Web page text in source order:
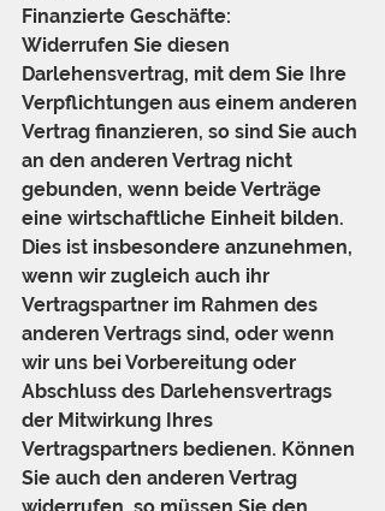
Finanzierte Geschäfte:
Widerrufen Sie diesen
Darlehensvertrag, mit dem Sie Ihre
Verpflichtungen aus einem anderen
Vertrag finanzieren, so sind Sie auch
an den anderen Vertrag nicht
gebunden, wenn beide Verträge
eine wirtschaftliche Einheit bilden.
Dies ist insbesondere anzunehmen,
wenn wir zugleich auch ihr
Vertragspartner im Rahmen des
anderen Vertrags sind, oder wenn
wir uns bei Vorbereitung oder
Abschluss des Darlehensvertrags
der Mitwirkung Ihres
Vertragspartners bedienen. Können
Sie auch den anderen Vertrag